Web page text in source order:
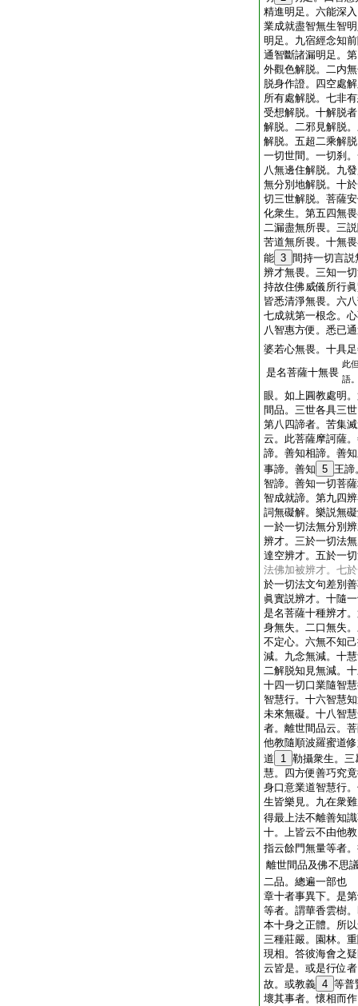
精進明足。六能深
業成就盡智無生智
明足。九宿經念知
通智斷諸漏明足。
外觀色解脱。二内
脱身作證。四空處
所有處解脱。七非
受想解脱。十解脱
解脱。二邪見解脱
解脱。五超二乘解
一切世間。一切刹
八無邊住解脱。九
無分別地解脱。十
切三世解脱。菩薩
化衆生。第五四無
二漏盡無所畏。三
苦道無所畏。十無
能 3 間持一切言
辨才無畏。三知一
持故住佛威儀所行
皆悉清淨無畏。六
七成就第一根念。
八智惠方便。悉已
婆若心無畏。十具
是名菩薩十無畏
此
語
眼。如上圓教處明
間品。三世各具三
第八四諦者。苦集
云。此菩薩摩訶薩
諦。善知相諦。善
事諦。善知 5 王諦
智諦。善知一切菩
智成就諦。第九四
詞無礙解。樂説無
一於一切法無分別
辨才。三於一切法
達空辨才。五於一
法佛加被辨才。七
於一切法文句差別
眞實説辨才。十隨
是名菩薩十種辨才
身無失。二口無失
不定心。六無不知
減。九念無減。十
二解脱知見無減。
十四一切口業隨智
智慧行。十六智慧
未來無礙。十八智
者。離世間品云。
他教隨順波羅蜜道
道
1 勒攝衆生。三
慧。四方便善巧究
身口意業道智慧行
生皆樂見。九在衆
得最上法不離善知
十。上皆云不由他
指云餘門無量等者
離世間品及佛不思
二品。總遍一部也
章十者事異下。是
等者。謂華香雲樹
本十身之正體。所
三種莊嚴。園林。
現相。答彼海會之
云皆是。或是行位
故。或教義 4 等普
壞其事者。懷相而